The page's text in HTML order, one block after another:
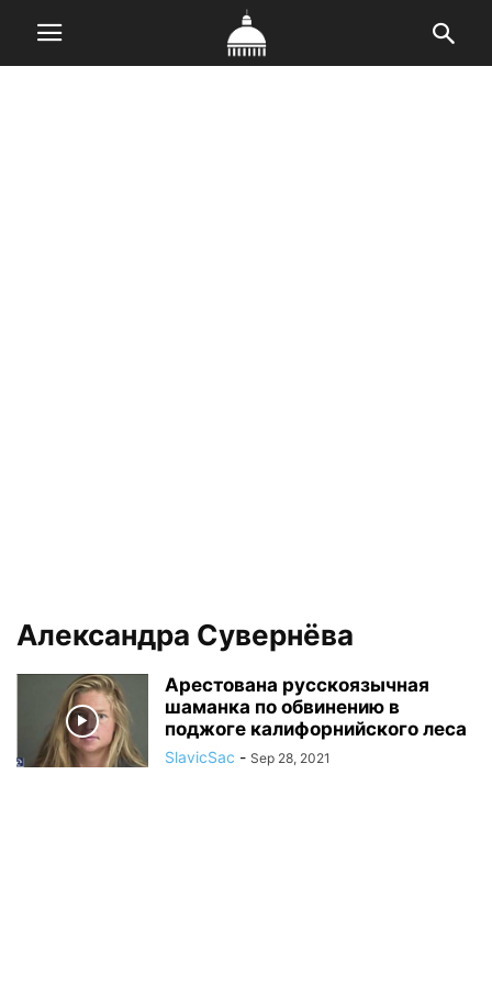
Александра Сувернёва
Арестована русскоязычная
шаманка по обвинению в
поджоге калифорнийского леса
SlavicSac - Sep 28, 2021